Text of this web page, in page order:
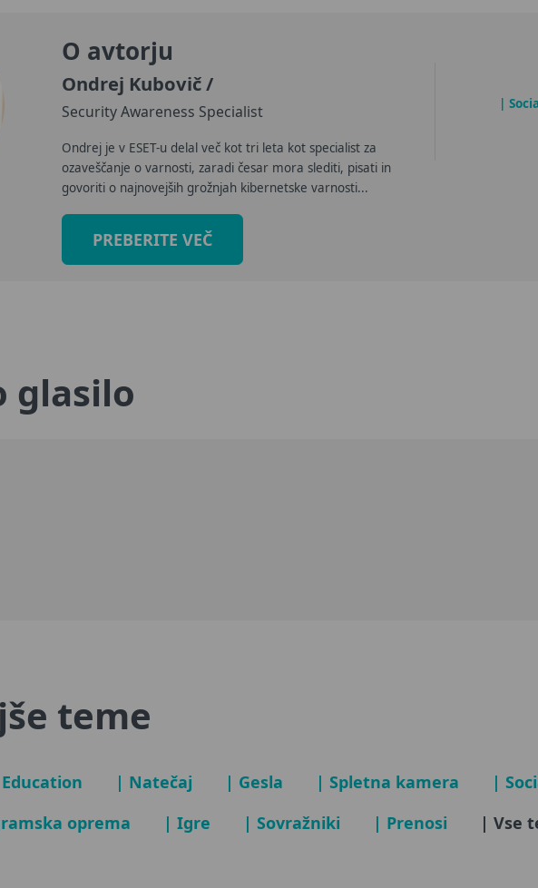
O avtorju
Ondrej Kubovič/
Security Awareness Specialist
Ondrej je v ESET-u delal več kot tri leta kot specialist za
ozaveščanje o varnosti, zaradi česar mora slediti, pisati in
govoriti o najnovejših grožnjah kibernetske varnosti...
PREBERITE VEČ
|
glasilo
teme
| Natečaj | Gesla | Spletna kamera
|
oprema
| Igre | Sovražniki | Prenosi | Vse